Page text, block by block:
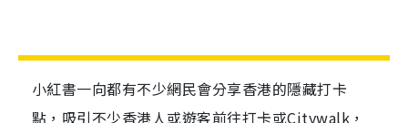
小紅書一向都有不少網民會分享香港的隱藏打卡
點，吸引不少香港人或遊客前往打卡或Citywalk，